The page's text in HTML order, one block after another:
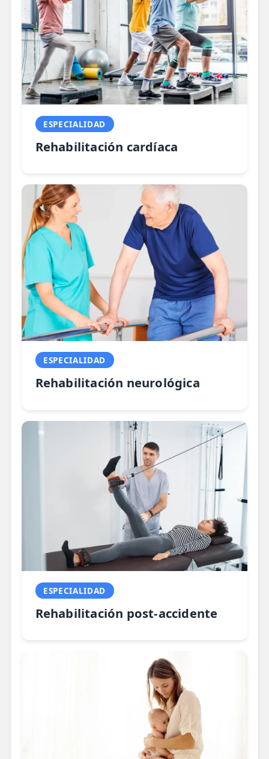
ESPECIALIDAD
Rehabilitación cardíaca
ESPECIALIDAD
Rehabilitación neurológica
ESPECIALIDAD
Rehabilitación post-accidente